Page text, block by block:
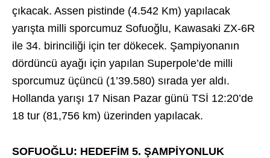
çıkacak. Assen pistinde (4.542 Km) yapılacak
yarışta milli sporcumuz Sofuoğlu, Kawasaki ZX-6R
ile 34. birinciliği için ter dökecek. Şampiyonanın
dördüncü ayağı için yapılan Superpole’de milli
sporcumuz üçüncü (1’39.580) sırada yer aldı.
Hollanda yarışı 17 Nisan Pazar günü TSİ 12:20’de
18 tur (81,756 km) üzerinden yapılacak.
SOFUOĞLU: HEDEFİM 5. ŞAMPİYONLUK